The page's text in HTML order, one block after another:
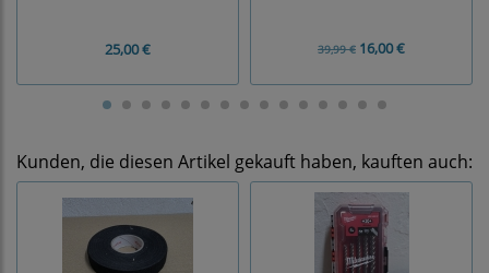
25,00 € 39,99 € 16,00 €
Kunden, die diesen Artikel gekauft haben, kauften auch: